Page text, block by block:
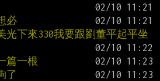
必
光下來330我要跟劉董平起平坐
篇一根
了